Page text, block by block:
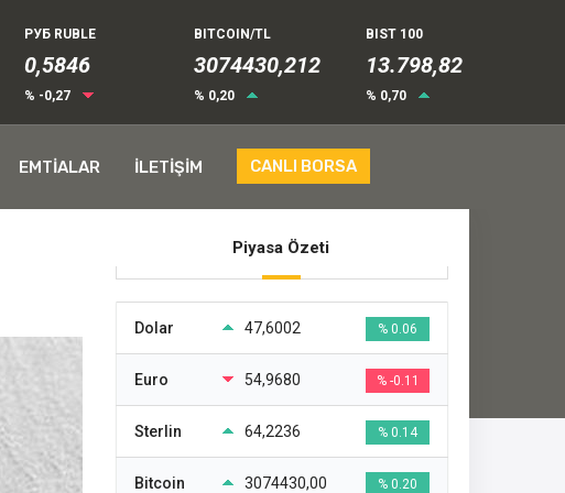
РУБ RUBLE
0,5854
% -0,27
BITCOIN/TL
3074430,212
% 0,20
BIST 100
13.798,82
% 0,70
EMTİALAR İLETİŞİM CANLI BORSA
Piyasa Özeti
Dolar 47,6002 % 0.06
Euro 54,9680 % -0.11
Sterlin 64,2236 % 0.14
Bitcoin 3074430,00 % 0.20